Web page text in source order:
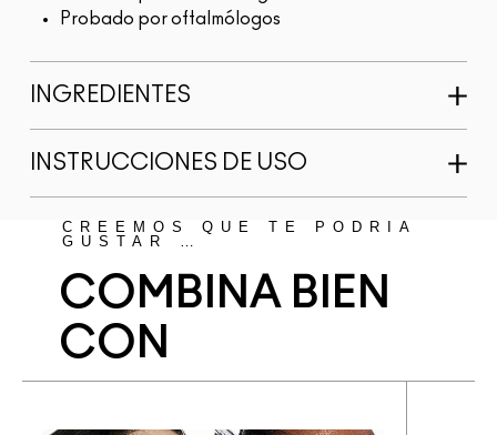
Probado por oftalmólogos
INGREDIENTES
INSTRUCCIONES DE USO
CREEMOS QUE TE PODRÍA
GUSTAR …
COMBINA BIEN
CON